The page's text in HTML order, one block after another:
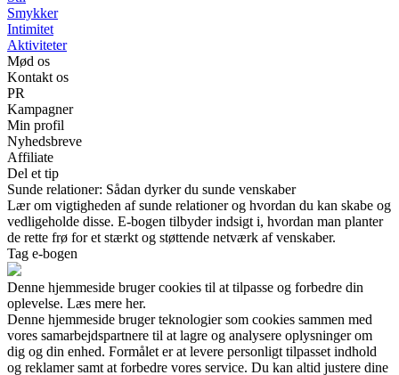
Smykker
Intimitet
Aktiviteter
Mød os
Kontakt os
PR
Kampagner
Min profil
Nyhedsbreve
Affiliate
Del et tip
Sunde relationer: Sådan dyrker du sunde venskaber
Lær om vigtigheden af sunde relationer og hvordan du kan skabe og
vedligeholde disse. E-bogen tilbyder indsigt i, hvordan man planter
de rette frø for et stærkt og støttende netværk af venskaber.
Tag e-bogen
Denne hjemmeside bruger cookies til at tilpasse og forbedre din
oplevelse. Læs mere her.
Denne hjemmeside bruger teknologier som cookies sammen med
vores samarbejdspartnere til at lagre og analysere oplysninger om
dig og din enhed. Formålet er at levere personligt tilpasset indhold
og reklamer samt at forbedre vores service. Du kan altid justere dine